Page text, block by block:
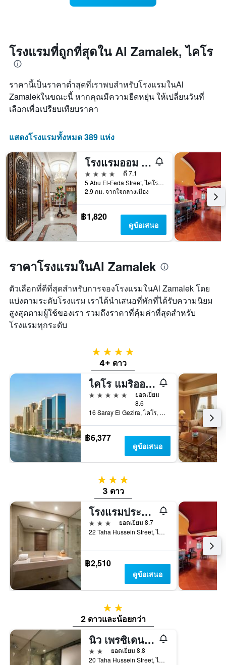
วัน
ที่
ผ่าน
แสดง
หมวด
โรงแรม
ตาม
จำนวน
ดาว
แกน
Y
1
แกน
แสดง
ราคา
เฉลี่ย
ของ
ห้อง
พัก
ใน
สัปดาห์
ที่
พบ
ใน
ช่วง
3
วัน
ที่
พัก
แผนภูมิ
แกน
แกน
แสดง
จำนวน
วัน
ก่อน
การ
เข้า
พัก
แผนภูมิ
มี
แกน
แกน
ดง
ราคา
เฉลี่ย
ของ
ห้อง
โรงแรมที่ถูกที่สุดใน Al Zamalek, ไคโร
ราคานี้เป็นราคาต่ำสุดที่เราพบสำหรับโรงแรมในAl
Zamalekในขณะนี้ หากคุณมีความยืดหยุ่น ให้เปลี่ยนวันที่
เลือกเพื่อเปรียบเทียบราคา
แสดงโรงแรมทั้งหมด 389 แห่ง
โรงแรมออม คอลธูม & ทาวเวอร์
4 ดาว
ดี 7.1
5 Abu El-Feda Street, ไคโร, อียิปต์
2.9 กม. จากใจกลางเมือง
฿1,820
ดูข้อเสนอ
ราคาโรงแรมในAl Zamalek
ตัวเลือกที่ดีที่สุดสำหรับการจองโรงแรมในAl Zamalek โดย
แบ่งตามระดับโรงแรม เราได้นำเสนอที่พักที่ได้รับความนิยม
สูงสุดตามผู้ใช้ของเรา รวมถึงราคาที่คุ้มค่าที่สุดสำหรับ
โรงแรมทุกระดับ
4 ดาว
4+ ดาว
ไคโร แมริออท โรงแรม
5 ดาว
ยอดเยี่ยม
8.6
16 Saray El Gezira, ไคโร, อียิปต์
฿6,377
ดูข้อเสนอ
3 ดาว
3 ดาว
โรงแรมประธาน คาโร
3 ดาว
ยอดเยี่ยม 8.7
22 Taha Hussein Street, ไคโร, อียิปต์
฿2,510
ดูข้อเสนอ
2 ดาว
2 ดาวและน้อยกว่า
นิว เพรซิเดนท์ โรงแรม คาโร
2 ดาว
ยอดเยี่ยม 8.8
20 Taha Hussein Street, ไคโร, อียิปต์